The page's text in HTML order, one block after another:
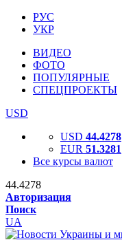
РУС
УКР
ВИДЕО
ФОТО
ПОПУЛЯРНЫЕ
СПЕЦПРОЕКТЫ
USD
USD 44.4278
EUR 51.3281
Все курсы валют
44.4278
Авторизация
Поиск
UA